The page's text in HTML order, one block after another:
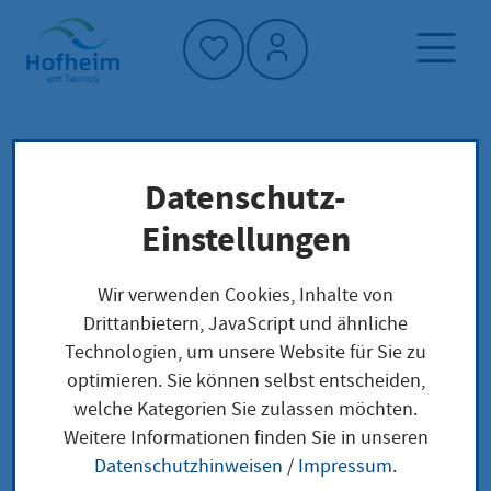
Startseite"
Klimaschutz und Umwelt
Holzproduktion
Holzproduktion
In normalen Jahren werden im
Stadtwald 7.000 bis 7.500 Festmeter
Datenschutz-
Einstellungen
Wir verwenden Cookies, Inhalte von
Drittanbietern, JavaScript und ähnliche
Technologien, um unsere Website für Sie zu
optimieren. Sie können selbst entscheiden,
welche Kategorien Sie zulassen möchten.
Weitere Informationen finden Sie in unseren
Datenschutzhinweisen / Impressum.